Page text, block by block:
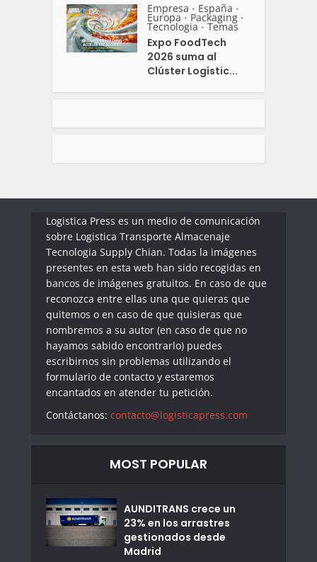
Empresa • España •
Europa • Packaging •
Tecnologia • Temas
Expo FoodTech
2026 suma al
Clúster Logístic...
Logistica Press es un medio de comunicación
sobre Logistica Transporte Almacenaje
Tecnologia Supply Chian. Todas la imágenes
presentes en esta web han sido recogidas en
bancos de imágenes gratuitos. En caso de que
reconozca entre ellas una que quieras que
quitemos o en caso de que quisieras que
nombremos a su autor (en caso de que no
hayamos sabido encontrarlo) puedes
escribirnos sin problemas utilizando el
formulario de contacto y estaremos
encantados en atender tu petición.
Contáctanos: contacto@logisticapress.com
MOST POPULAR
AUNDITRANS crece un
23% en los arrastres
gestionados desde
Madrid